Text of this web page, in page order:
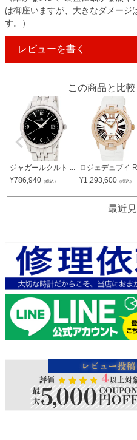
は御座いますが、大きなダメージ
す。）
レビューを書く
この商品と比
ジャガールクルト ...
¥786,940 （税込）
ロジェデュブイ
¥1,293,600 （税込）
最近